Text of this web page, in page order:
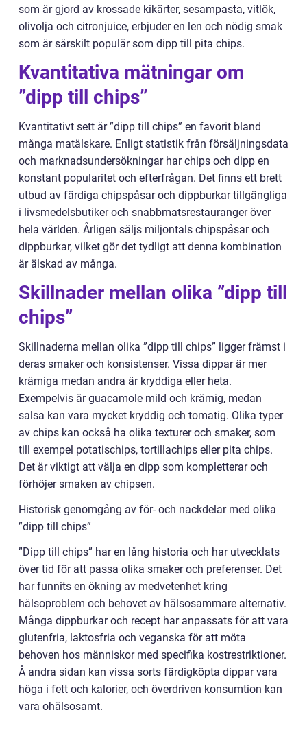
som är gjord av krossade kikärter, sesampasta, vitlök,
olivolja och citronjuice, erbjuder en len och nödig smak
som är särskilt populär som dipp till pita chips.
Kvantitativa mätningar om
”dipp till chips”
Kvantitativt sett är ”dipp till chips” en favorit bland
många matälskare. Enligt statistik från försäljningsdata
och marknadsundersökningar har chips och dipp en
konstant popularitet och efterfrågan. Det finns ett brett
utbud av färdiga chipspåsar och dippburkar tillgängliga
i livsmedelsbutiker och snabbmatsrestauranger över
hela världen. Årligen säljs miljontals chipspåsar och
dippburkar, vilket gör det tydligt att denna kombination
är älskad av många.
Skillnader mellan olika ”dipp till
chips”
Skillnaderna mellan olika ”dipp till chips” ligger främst i
deras smaker och konsistenser. Vissa dippar är mer
krämiga medan andra är kryddiga eller heta.
Exempelvis är guacamole mild och krämig, medan
salsa kan vara mycket kryddig och tomatig. Olika typer
av chips kan också ha olika texturer och smaker, som
till exempel potatischips, tortillachips eller pita chips.
Det är viktigt att välja en dipp som kompletterar och
förhöjer smaken av chipsen.
Historisk genomgång av för- och nackdelar med olika
”dipp till chips”
”Dipp till chips” har en lång historia och har utvecklats
över tid för att passa olika smaker och preferenser. Det
har funnits en ökning av medvetenhet kring
hälsoproblem och behovet av hälsosammare alternativ.
Många dippburkar och recept har anpassats för att vara
glutenfria, laktosfria och veganska för att möta
behoven hos människor med specifika kostrestriktioner.
Å andra sidan kan vissa sorts färdigköpta dippar vara
höga i fett och kalorier, och överdriven konsumtion kan
vara ohälsosamt.